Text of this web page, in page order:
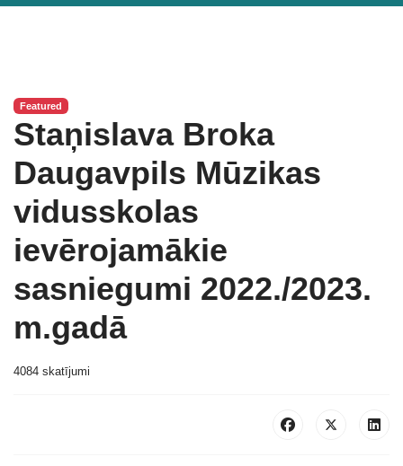
Featured
Staņislava Broka
Daugavpils Mūzikas
vidusskolas
ievērojamākie
sasniegumi 2022./2023.
m.gadā
4084 skatījumi